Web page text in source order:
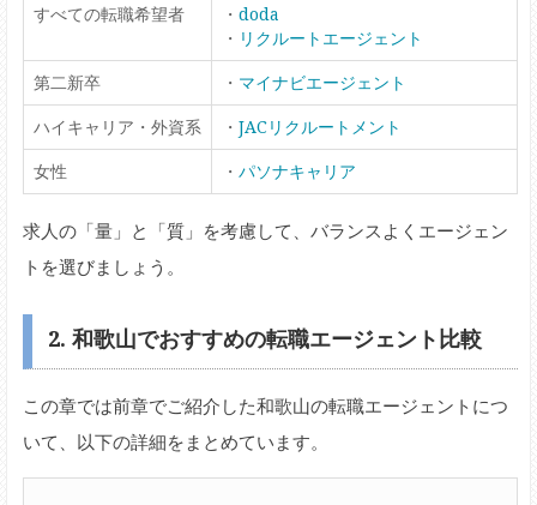
すべての転職希望者
・ doda
・ リクルートエージェント
第二新卒
・ マイナビエージェント
ハイキャリア・外資系
・ JACリクルートメント
女性
・ パソナキャリア
求人の「量」と「質」を考慮して、バランスよくエージェン
トを選びましょう。
2. 和歌山でおすすめの転職エージェント比較
この章では前章でご紹介した和歌山の転職エージェントにつ
いて、以下の詳細をまとめています。